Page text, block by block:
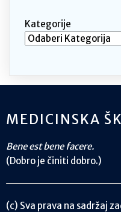
Kategorije
MEDICINSKA
Bene est bene facere.
(Dobro je činiti dobro.)
(c) Sva prava na sadržaj